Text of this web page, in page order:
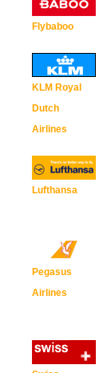
Flybaboo
KLM Royal
Dutch
Airlines
Lufthansa
Pegasus
Airlines